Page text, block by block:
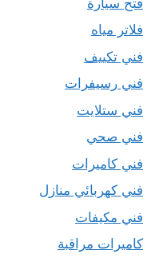
فلاتر مياه
فني تكييف
فني رسيفرات
فني ستلايت
فني صحي
فني كاميرات
فني كهربائي منازل
فني مكيفات
كاميرات مراقبة